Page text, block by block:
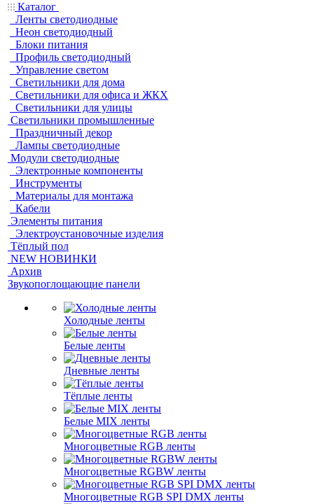
Каталог
Ленты светодиодные
Неон светодиодный
Блоки питания
Профиль светодиодный
Управление светом
Светильники для дома
Светильники для офиса и ЖКХ
Светильники для улицы
Светильники промышленные
Праздничный декор
Лампы светодиодные
Модули светодиодные
Электронные компоненты
Инструменты
Материалы для монтажа
Кабели
Элементы питания
Электроустановочные изделия
Тёплый пол
NEW НОВИНКИ
Архив
Звукопоглощающие панели
Холодные ленты
Белые ленты
Дневные ленты
Тёплые ленты
Белые MIX ленты
Многоцветные RGB ленты
Многоцветные RGBW ленты
Многоцветные RGB SPI DMX ленты